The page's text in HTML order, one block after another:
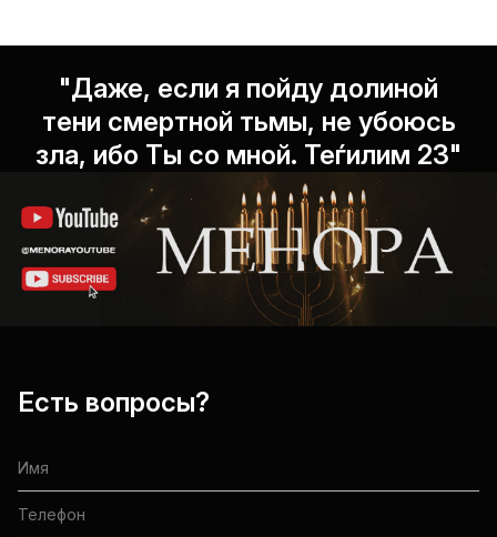
"Даже, если я пойду долиной
тени смертной тьмы, не убоюсь
зла, ибо Ты со мной. Теѓилим 23"
Есть вопросы?